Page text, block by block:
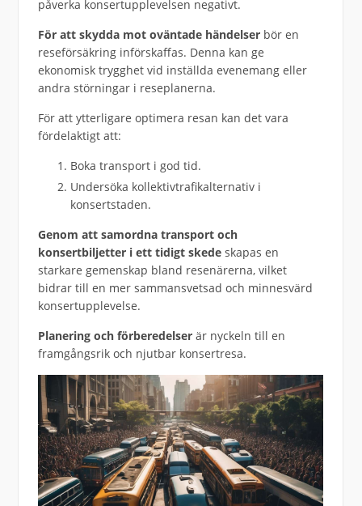
påverka konsertupplevelsen negativt.
För att skydda mot oväntade händelserbör en
reseförsäkring införskaffas. Denna kan ge
ekonomisk trygghet vid inställda evenemang eller
andra störningar i reseplanerna.
För att ytterligare optimera resan kan det vara
fördelaktigt att:
Boka transport i god tid.
Undersöka kollektivtrafikalternativ i
konsertstaden.
Genom att samordna transport och
konsertbiljetter i ett tidigt skedeskapas en
starkare gemenskap bland resenärerna, vilket
bidrar till en mer sammansvetsad och minnesvärd
konsertupplevelse.
Planering och förberedelserär nyckeln till en
framgångsrik och njutbar konsertresa.